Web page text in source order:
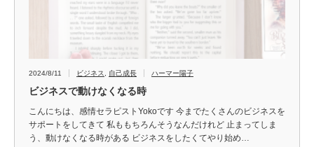
2024/8/11 ビジネス 自己成長 ハーマー陽子
ビジネスで動けなくなる時
こんにちは、感情セラピストYokoです 今までたくさんのビジネスを
サポートをしてきて 私ももちろんそうなんだけれど 止まってしま
う、動けなくなる時がある ビジネスをしたくてやり始め…